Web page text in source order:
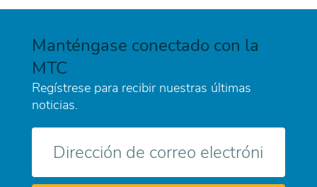
Manténgase conectado con la
MTC
Regístrese para recibir nuestras últimas
noticias.
electrónico